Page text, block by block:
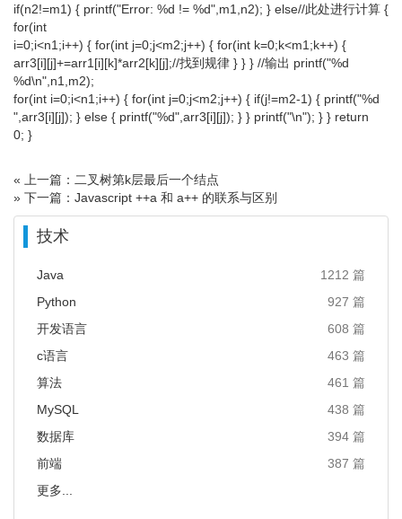
if(n2!=m1) { printf("Error: %d != %d",m1,n2); } else//此处进行计算 {
for(int
i=0;i<n1;i++) { for(int j=0;j<m2;j++) { for(int k=0;k<m1;k++) {
arr3[i][j]+=arr1[i][k]*arr2[k][j];//找到规律 } } } //输出 printf("%d
%d\n",n1,m2);
for(int i=0;i<n1;i++) { for(int j=0;j<m2;j++) { if(j!=m2-1) { printf("%d
",arr3[i][j]); } else { printf("%d",arr3[i][j]); } } printf("\n"); } } return
0; }
« 上一篇：二叉树第k层最后一个结点
» 下一篇：Javascript ++a 和 a++ 的联系与区别
技术
Java
1212 篇
Python
927 篇
开发语言
608 篇
c语言
463 篇
算法
461 篇
MySQL
438 篇
数据库
394 篇
前端
387 篇
更多...